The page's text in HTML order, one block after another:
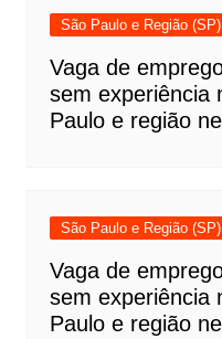
São Paulo e Região (SP)
Vaga de
sem experiência
Paulo e região
São Paulo e Região (SP)
Vaga de
sem experiência
Paulo e região